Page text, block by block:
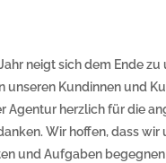
neigt sich dem Ende
Kundinnen und
Agentur herzlich für die
Wir hoffen, dass wir
und Aufgaben